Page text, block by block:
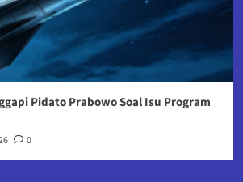
Pidato Prabowo Soal Isu Program
0